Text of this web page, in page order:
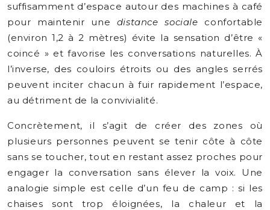
suffisamment d’espace autour des machines à café
pour maintenir une distance sociale confortable
(environ 1,2 à 2 mètres) évite la sensation d’être «
coincé » et favorise les conversations naturelles. À
l’inverse, des couloirs étroits ou des angles serrés
peuvent inciter chacun à fuir rapidement l’espace,
au détriment de la convivialité.
Concrètement, il s’agit de créer des zones où
plusieurs personnes peuvent se tenir côte à côte
sans se toucher, tout en restant assez proches pour
engager la conversation sans élever la voix. Une
analogie simple est celle d’un feu de camp : si les
chaises sont trop éloignées, la chaleur et la